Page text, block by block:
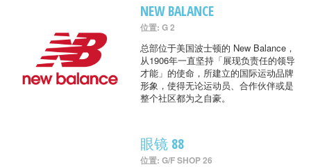
NEW BALANCE
位置: G 2
总部位于美国波士顿的 New Balance，
从1906年一直坚持「展现负责任的领导
才能」的使命，所建立的国际运动品牌
形象，使得无论运动员、合作伙伴或是
整个社区都为之自豪。
眼镜 88
位置: G/F SHOP 26